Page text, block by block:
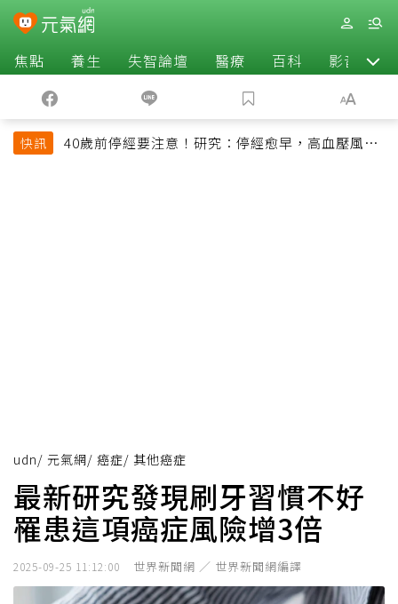
焦點 養生 失智論壇 醫療 百科 影音
快訊
40歲前停經要注意！研究：停經愈早，高血壓風險
udn/ 元氣網/ 癌症/ 其他癌症
最新研究發現刷牙習慣不好
罹患這項癌症風險增3倍
2025-09-25 11:12:00 世界新聞網 ／ 世界新聞網編譯